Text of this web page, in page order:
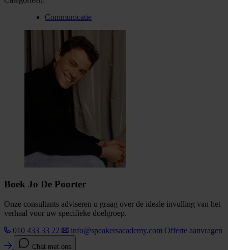
Communicatie
Boek Jo De Poorter
Onze consultants adviseren u graag over de ideale invulling van het
verhaal voor uw specifieke doelgroep.
010 433 33 22
info@speakersacademy.com Offerte aanvragen
Chat met ons